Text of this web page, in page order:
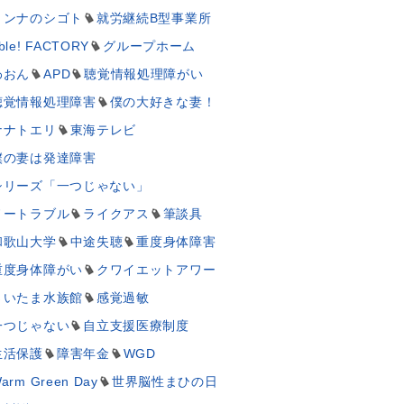
ンナのシゴト
就労継続B型事業所
FACTORY
グループホーム
おん
APD
聴覚情報処理障がい
覚情報処理障害
僕の大好きな妻！
ナトエリ
東海テレビ
の妻は発達障害
リーズ「一つじゃない」
ートラブル
ライクアス
筆談具
歌山大学
中途失聴
重度身体障害
度身体障がい
クワイエットアワー
いたま水族館
感覚過敏
つじゃない
自立支援医療制度
活保護
障害年金
WGD
Green Day
世界脳性まひの日